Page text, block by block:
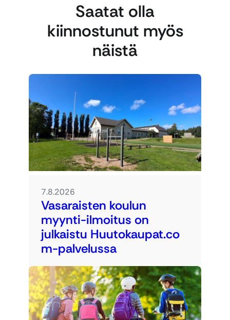
Saatat olla
kiinnostunut myös
näistä
7.8.2026
Vasaraisten koulun
myynti-ilmoitus on
julkaistu Huutokaupat.co
m-palvelussa